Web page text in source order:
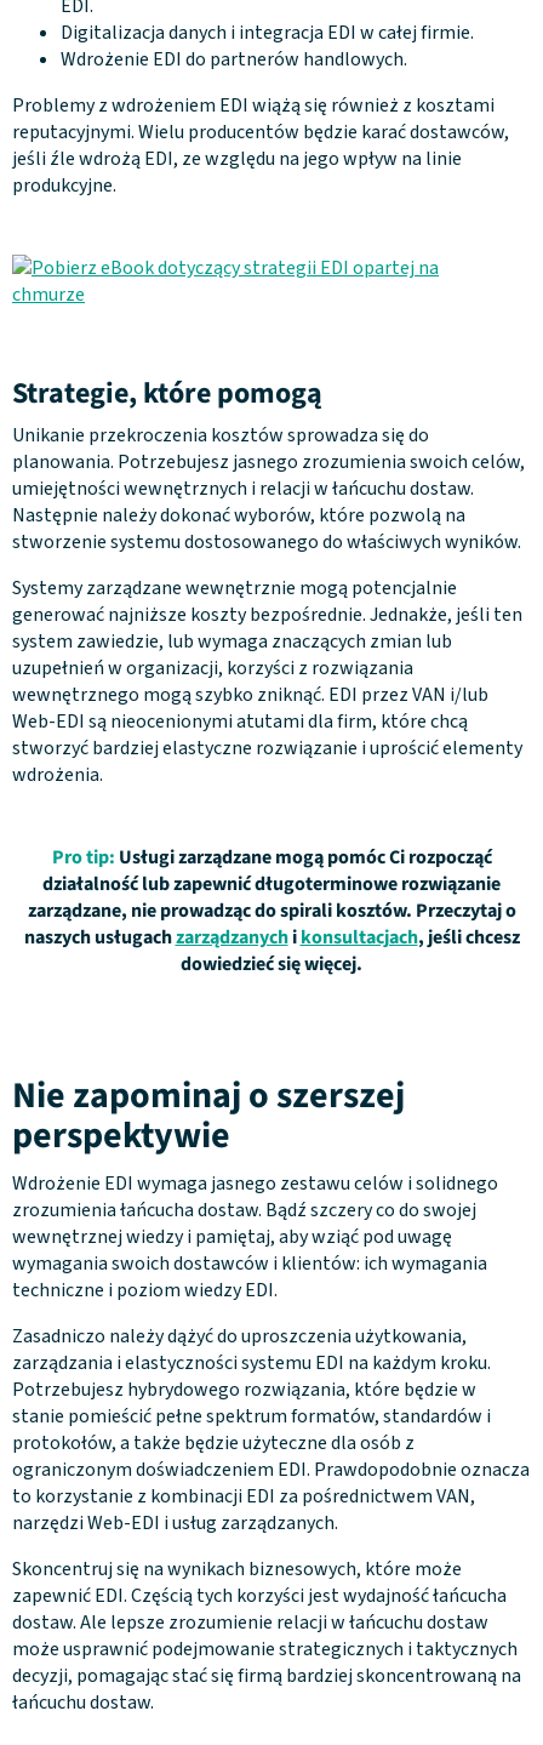
EDI.
Digitalizacja danych i integracja EDI w całej firmie.
Wdrożenie EDI do partnerów handlowych.
Problemy z wdrożeniem EDI wiążą się również z kosztami
reputacyjnymi. Wielu producentów będzie karać dostawców,
jeśli źle wdrożą EDI, ze względu na jego wpływ na linie
produkcyjne.
Strategie, które pomogą
Unikanie przekroczenia kosztów sprowadza się do
planowania. Potrzebujesz jasnego zrozumienia swoich celów,
umiejętności wewnętrznych i relacji w łańcuchu dostaw.
Następnie należy dokonać wyborów, które pozwolą na
stworzenie systemu dostosowanego do właściwych wyników.
Systemy zarządzane wewnętrznie mogą potencjalnie
generować najniższe koszty bezpośrednie. Jednakże, jeśli ten
system zawiedzie, lub wymaga znaczących zmian lub
uzupełnień w organizacji, korzyści z rozwiązania
wewnętrznego mogą szybko zniknąć. EDI przez VAN i/lub
Web-EDI są nieocenionymi atutami dla firm, które chcą
stworzyć bardziej elastyczne rozwiązanie i uprościć elementy
wdrożenia.
Pro tip: Usługi zarządzane mogą pomóc Ci rozpocząć
działalność lub zapewnić długoterminowe rozwiązanie
zarządzane, nie prowadząc do spirali kosztów. Przeczytaj o
naszych usługachzarządzanychikonsultacjach, jeśli chcesz
dowiedzieć się więcej.
Nie zapominaj o szerszej
perspektywie
Wdrożenie EDI wymaga jasnego zestawu celów i solidnego
zrozumienia łańcucha dostaw. Bądź szczery co do swojej
wewnętrznej wiedzy i pamiętaj, aby wziąć pod uwagę
wymagania swoich dostawców i klientów: ich wymagania
techniczne i poziom wiedzy EDI.
Zasadniczo należy dążyć do uproszczenia użytkowania,
zarządzania i elastyczności systemu EDI na każdym kroku.
Potrzebujesz hybrydowego rozwiązania, które będzie w
stanie pomieścić pełne spektrum formatów, standardów i
protokołów, a także będzie użyteczne dla osób z
ograniczonym doświadczeniem EDI. Prawdopodobnie oznacza
to korzystanie z kombinacji EDI za pośrednictwem VAN,
narzędzi Web-EDI i usług zarządzanych.
Skoncentruj się na wynikach biznesowych, które może
zapewnić EDI. Częścią tych korzyści jest wydajność łańcucha
dostaw. Ale lepsze zrozumienie relacji w łańcuchu dostaw
może usprawnić podejmowanie strategicznych i taktycznych
decyzji, pomagając stać się firmą bardziej skoncentrowaną na
łańcuchu dostaw.